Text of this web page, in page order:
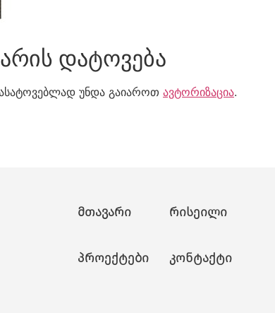
დატოვება
უნდა გაიაროთ ავტორიზაცია.
მთავარი
პროექტები
რისეილი
კონტაქტი